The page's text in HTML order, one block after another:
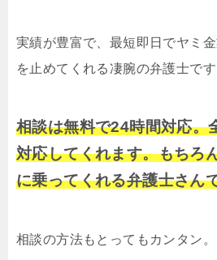
実績が豊富で、最短即日でヤミ
を止めてくれる凄腕の弁護士です
相談は無料で24時間対応。
対応してくれます。もちろ
に乗ってくれる弁護士さん
相談の方法もとってもカンタン。